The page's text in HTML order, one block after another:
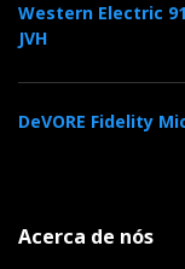
Western Electric
JVH
DeVORE Fidelity
Acerca de nós